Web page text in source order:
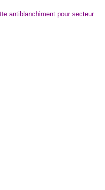
antiblanchiment pour secteur